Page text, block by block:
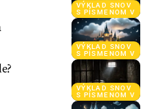
VÝKLAD SNOV
S PÍSMENOM V
VÝKLAD SNOV
S PÍSMENOM V
VÝKLAD SNOV
S PÍSMENOM V